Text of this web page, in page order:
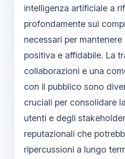
intelligenza artificiale a
profondamente sui
necessari per mantenere
positiva e affidabile. La
collaborazioni e una
con il pubblico sono
cruciali per consolidare
utenti e degli
reputazionali che
ripercussioni a lungo